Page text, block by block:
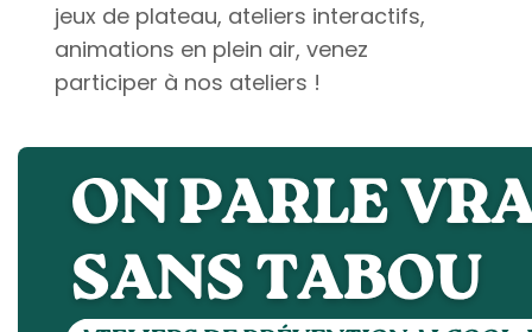
jeux de plateau, ateliers interactifs,
animations en plein air, venez
participer à nos ateliers !